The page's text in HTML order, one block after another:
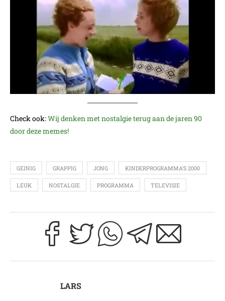
Check ook:Wij denken met nostalgie terug aan de jaren 90
door deze memes!
GEINIG GRAPPIG JONG KINDERPROGRAMMA'S 2000
LEUK NOSTALGIE PROGRAMMA TELEVISIE
LARS